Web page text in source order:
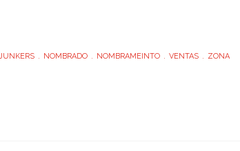
JUNKERS NOMBRADO NOMBRAMEINTO VENTAS
ZONA